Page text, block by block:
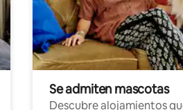
Se admiten mascotas
Descubre alojamientos